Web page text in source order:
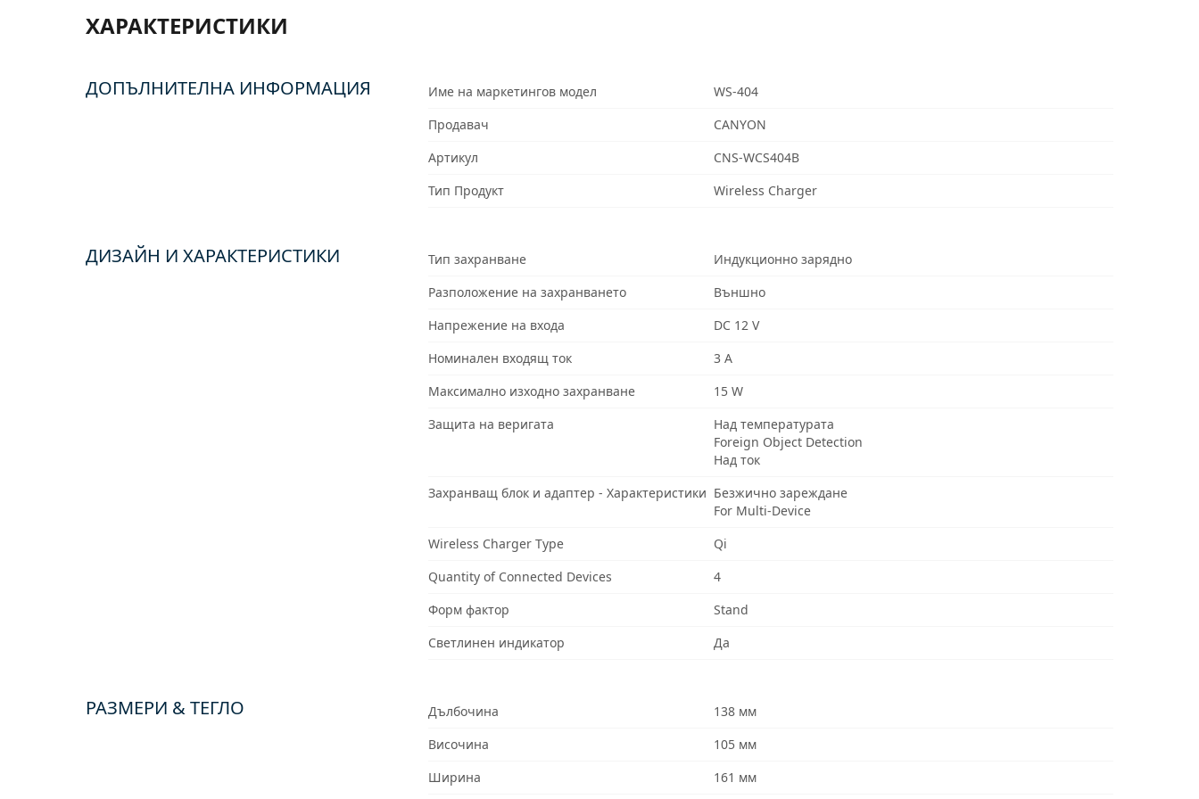
ХАРАКТЕРИСТИКИ
ДОПЪЛНИТЕЛНА ИНФОРМАЦИЯ Име на маркетингов модел
WS-404
Продавач
CANYON
Артикул
CNS-WCS404B
Тип Продукт
Wireless Charger
ДИЗАЙН И ХАРАКТЕРИСТИКИ Тип захранване
Индукционно зарядно
Разположение на захранването
Външно
Напрежение на входа
DC 12 V
Номинален входящ ток
3 A
Максимално изходно захранване
15 W
Защита на веригата
Над температурата
Foreign Object Detection
Над ток
Захранващ блок и адаптер - Характеристики Безжично зареждане
For Multi-Device
Wireless Charger Type
Qi
Quantity of Connected Devices
4
Форм фактор
Stand
Светлинен индикатор
Да
РАЗМЕРИ & ТЕГЛО Дълбочина
138 мм
Височина
105 мм
Ширина
161 мм